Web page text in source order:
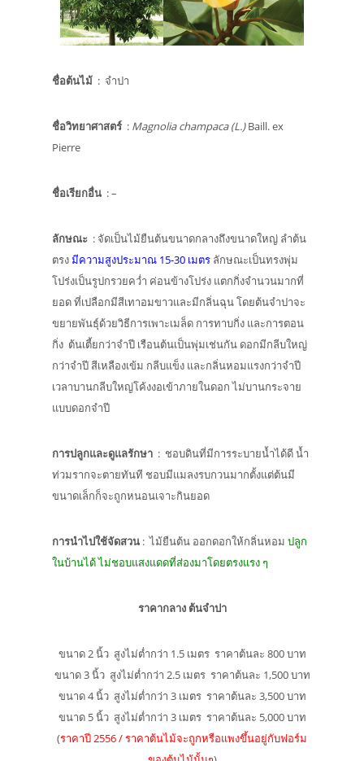
ชื่อต้นไม้ : จำปา
ชื่อวิทยาศาสตร์ : Magnolia champaca (L.)Baill. ex
Pierre
ชื่อเรียกอื่น : –
ลักษณะ : จัดเป็นไม้ยืนต้นขนาดกลางถึงขนาดใหญ่ ลำต้น
ตรงมีความสูงประมาณ 15-30 เมตร ลักษณะเป็นทรงพุ่ม
โปร่งเป็นรูปกรวยคว่ำ ค่อนข้างโปร่ง แตกกิ่งจำนวนมากที่
ยอด ที่เปลือกมีสีเทาอมขาวและมีกลิ่นฉุน โดยต้นจำปาจะ
ขยายพันธุ์ด้วยวิธีการเพาะเมล็ด การทาบกิ่ง และการตอน
กิ่ง ต้นเตี้ยกว่าจำปี เรือนต้นเป็นพุ่มเช่นกัน ดอกมีกลีบใหญ่
กว่าจำปี สีเหลืองเข้ม กลีบแข็ง และกลิ่นหอมแรงกว่าจำปี
เวลาบานกลีบใหญ่โค้งงอเข้าภายในดอก ไม่บานกระจาย
แบบดอกจำปี
การปลูกและดูแลรักษา : ชอบดินที่มีการระบายน้ำได้ดี น้ำ
ท่วมรากจะตายทันที ชอบมีแมลงรบกวนมากตั้งแต่ต้นมี
ขนาดเล็กก็จะถูกหนอนเจาะกินยอด
การนำไปใช้จัดสวน : ไม้ยืนต้น ออกดอกให้กลิ่นหอม ปลูก
ในบ้านได้ ไม่ชอบแสงแดดที่ส่องมาโดยตรงแรง ๆ
ราคากลาง ต้นจำปา
ขนาด 2 นิ้ว สูงไม่ต่ำกว่า 1.5 เมตร ราคาต้นละ 800 บาท
ขนาด 3 นิ้ว สูงไม่ต่ำกว่า 2.5 เมตร ราคาต้นละ 1,500 บาท
ขนาด 4 นิ้ว สูงไม่ต่ำกว่า 3 เมตร ราคาต้นละ 3,500 บาท
ขนาด 5 นิ้ว สูงไม่ต่ำกว่า 3 เมตร ราคาต้นละ 5,000 บาท
(ราคาปี 2556 / ราคาต้นไม้จะถูกหรือแพงขึ้นอยู่กับฟอร์ม